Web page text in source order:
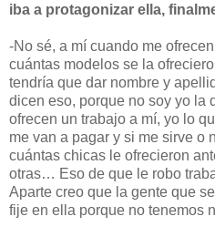
iba a protagonizar ella,
-No sé, a mí cuando me
cuántas modelos se la
tendría que dar nombre y
dicen eso, porque no soy yo la
ofrecen un trabajo a mí, yo lo
me van a pagar y si me sirve o
cuántas chicas le ofrecieron
otras… Eso de que le robo
Aparte creo que la gente que
fije en ella porque no tenemos